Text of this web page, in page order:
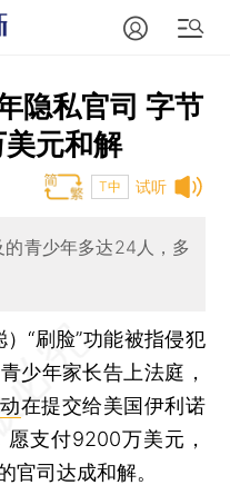
隐私官司 字节
元和解
试听
T中
青少年多达24人，多
）“刷脸”功能被指侵犯
少年家长告上法庭，
在提交给美国伊利诺
支付9200万美元，
官司达成和解。